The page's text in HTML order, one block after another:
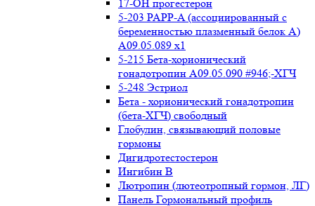
17-ОН прогестерон
5-203 PAPP-A (ассоциированный с
беременностью плазменный белок А)
А09.05.089 x1
5-215 Бета-хорионический
гонадотропин А09.05.090 #946;-ХГЧ
5-248 Эстриол
Бета - хорионический гонадотропин
(бета-ХГЧ) свободный
Глобулин, связывающий половые
гормоны
Дигидротестостерон
Ингибин В
Лютропин (лютеотропный гормон, ЛГ)
Панель Гормональный профиль